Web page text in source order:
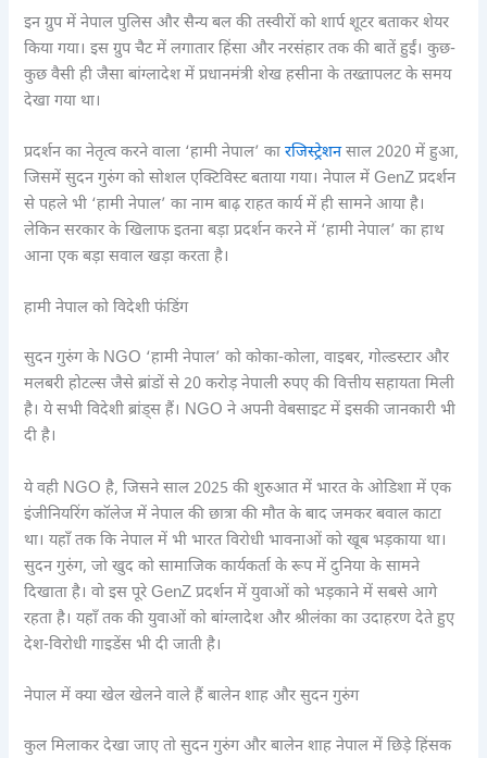
इन ग्रुप में नेपाल पुलिस और सैन्य बल की तस्वीरों को शार्प शूटर बताकर शेयर
किया गया। इस ग्रुप चैट में लगातार हिंसा और नरसंहार तक की बातें हुईं। कुछ-
कुछ वैसी ही जैसा बांग्लादेश में प्रधानमंत्री शेख हसीना के तख्तापलट के समय
देखा गया था।
प्रदर्शन का नेतृत्व करने वाला ‘हामी नेपाल’ कारजिस्ट्रेशनसाल 2020 में हुआ,
जिसमें सुदन गुरुंग को सोशल एक्टिविस्ट बताया गया। नेपाल में GenZ प्रदर्शन
से पहले भी ‘हामी नेपाल’ का नाम बाढ़ राहत कार्य में ही सामने आया है।
लेकिन सरकार के खिलाफ इतना बड़ा प्रदर्शन करने में ‘हामी नेपाल’ का हाथ
आना एक बड़ा सवाल खड़ा करता है।
हामी नेपाल को विदेशी फंडिंग
सुदन गुरुंग के NGO ‘हामी नेपाल’ को कोका-कोला, वाइबर, गोल्डस्टार और
मलबरी होटल्स जैसे ब्रांडों से 20 करोड़ नेपाली रुपए की वित्तीय सहायता मिली
है। ये सभी विदेशी ब्रांड्स हैं। NGO ने अपनी वेबसाइट में इसकी जानकारी भी
दी है।
ये वही NGO है, जिसने साल 2025 की शुरुआत में भारत के ओडिशा में एक
इंजीनियरिंग कॉलेज में नेपाल की छात्रा की मौत के बाद जमकर बवाल काटा
था। यहाँ तक कि नेपाल में भी भारत विरोधी भावनाओं को खूब भड़काया था।
सुदन गुरुंग, जो खुद को सामाजिक कार्यकर्ता के रूप में दुनिया के सामने
दिखाता है। वो इस पूरे GenZ प्रदर्शन में युवाओं को भड़काने में सबसे आगे
रहता है। यहाँ तक की युवाओं को बांग्लादेश और श्रीलंका का उदाहरण देते हुए
देश-विरोधी गाइडेंस भी दी जाती है।
नेपाल में क्या खेल खेलने वाले हैं बालेन शाह और सुदन गुरुंग
कुल मिलाकर देखा जाए तो सुदन गुरुंग और बालेन शाह नेपाल में छिड़े हिंसक